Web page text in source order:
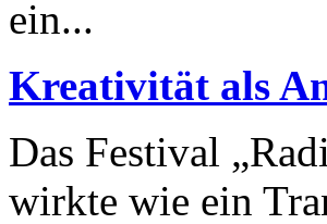
ein...
Kreativität als
Das Festival
wirkte wie ein